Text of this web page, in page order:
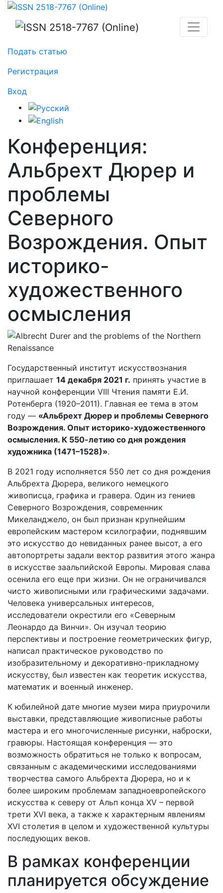
Конференция: Альбрехт Дюрер и проблемы
Подать статью
Регистрация
Вход
Конференция:
Альбрехт Дюрер и
проблемы
Северного
Возрождения. Опыт
историко-
художественного
осмысления
Государственный институт искусствознания
приглашает 14 декабря 2021 г. принять участие в
научной конференции VIII Чтения памяти Е.И.
Ротенберга (1920–2011). Главная ее тема в этом
году — «Альбрехт Дюрер и проблемы Северного
Возрождения. Опыт историко-художественного
осмысления. К 550-летию со дня рождения
художника (1471–1528)».
В 2021 году исполняется 550 лет со дня рождения
Альбрехта Дюрера, великого немецкого
живописца, графика и гравера. Один из гениев
Северного Возрождения, современник
Микеланджело, он был признан крупнейшим
европейским мастером ксилографии, поднявшим
это искусство до невиданных ранее высот, а его
автопортреты задали вектор развития этого жанра
в искусстве заальпийской Европы. Мировая слава
осенила его еще при жизни. Он не ограничивался
чисто живописными или графическими задачами.
Человека универсальных интересов,
исследователи окрестили его «Северным
Леонардо да Винчи». Он изучал теорию
перспективы и построение геометрических фигур,
написал практическое руководство по
изобразительному и декоративно-прикладному
искусству, был известен как теоретик искусства,
математик и военный инженер.
К юбилейной дате многие музеи мира приурочили
выставки, представляющие живописные работы
мастера и его многочисленные рисунки, наброски,
гравюры. Настоящая конференция — это
возможность обратиться не только к вопросам,
связанным с академическими исследованиями
творчества самого Альбрехта Дюрера, но и к
более широким проблемам западноевропейского
искусства к северу от Альп конца XV – первой
трети XVI века, а также к характерным явлениям
XVI столетия в целом и художественной культуры
последующих веков.
В рамках конференции
планируется обсуждение